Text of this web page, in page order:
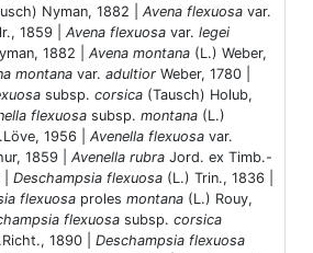
Nyman, 1882 | Avena flexuosa var.
1859 | Avena flexuosa var. legei
1882 | Avena montana (L.) Weber,
montana var. adultior Weber, 1780 |
subsp. corsica (Tausch) Holub,
flexuosa subsp. montana (L.)
1956 | Avenella flexuosa var.
1859 | Avenella rubra Jord. ex Timb.-
Deschampsia flexuosa (L.) Trin., 1836 |
flexuosa proles montana (L.) Rouy,
flexuosa subsp. corsica
1890 | Deschampsia flexuosa